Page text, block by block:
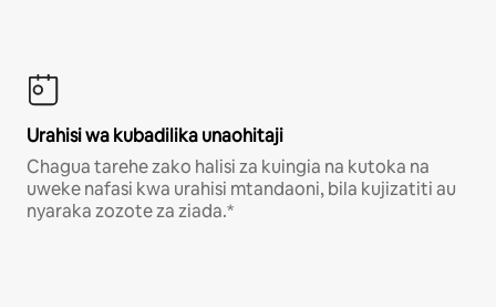
Urahisi wa kubadilika unaohitaji
Chagua tarehe zako halisi za kuingia na kutoka na
uweke nafasi kwa urahisi mtandaoni, bila kujizatiti au
nyaraka zozote za ziada.*